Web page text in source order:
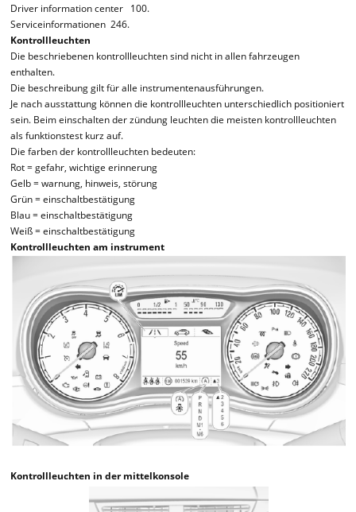
Driver information center 100.
Serviceinformationen 246.
Kontrollleuchten
Die beschriebenen kontrollleuchten sind nicht in allen fahrzeugen
enthalten.
Die beschreibung gilt für alle instrumentenausführungen.
Je nach ausstattung können die kontrollleuchten unterschiedlich positioniert
sein. Beim einschalten der zündung leuchten die meisten kontrollleuchten
als funktionstest kurz auf.
Die farben der kontrollleuchten bedeuten:
Rot = gefahr, wichtige erinnerung
Gelb = warnung, hinweis, störung
Grün = einschaltbestätigung
Blau = einschaltbestätigung
Weiß = einschaltbestätigung
Kontrollleuchten am instrument
Kontrollleuchten in der mittelkonsole